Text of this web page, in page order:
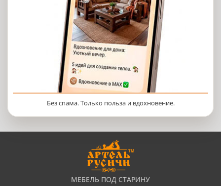
Без спама. Только польза и вдохновение.
МЕБЕЛЬ ПОД СТАРИНУ